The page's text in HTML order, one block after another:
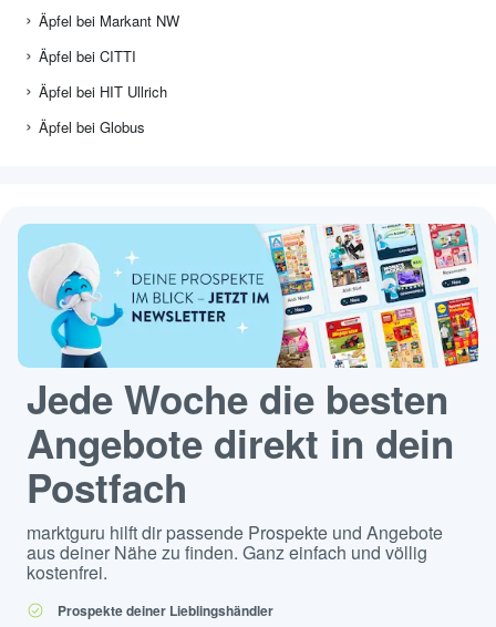
Äpfel bei Markant NW
Äpfel bei CITTI
Äpfel bei HIT Ullrich
Äpfel bei Globus
Jede Woche die besten
Angebote direkt in dein
Postfach
marktguru hilft dir passende Prospekte und Angebote
aus deiner Nähe zu finden. Ganz einfach und völlig
kostenfrei.
Prospekte deiner Lieblingshändler